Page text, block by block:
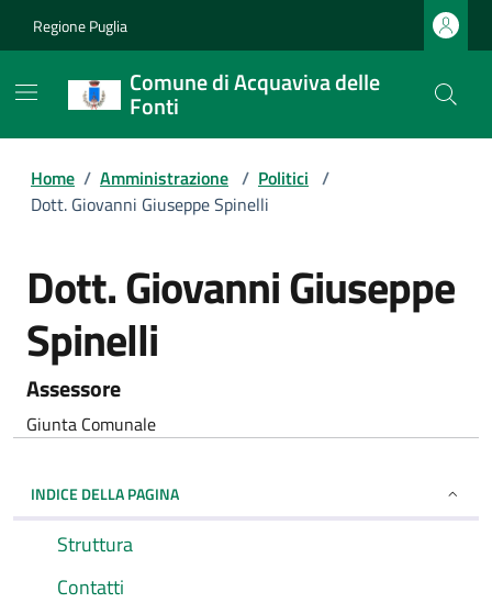
Regione Puglia
Comune di Acquaviva delle
Fonti
Home / Amministrazione / Politici /
Dott. Giovanni Giuseppe Spinelli
Dott. Giovanni Giuseppe
Spinelli
Assessore
Giunta Comunale
INDICE DELLA PAGINA
Struttura
Contatti